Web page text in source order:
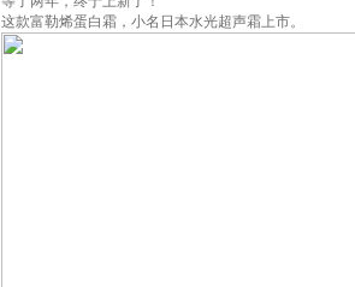
这款富勒烯蛋白霜，小名日本水光超声霜上市。